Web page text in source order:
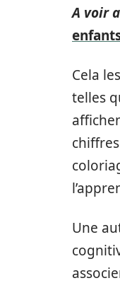
A voir
Cela
telles
Une